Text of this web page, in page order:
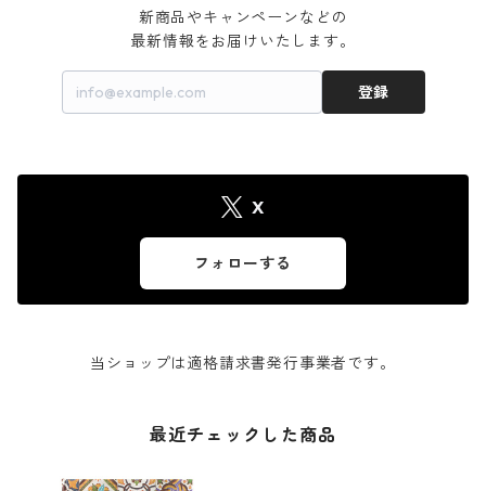
新商品やキャンペーンなどの
最新情報をお届けいたします。
登録
X
フォローする
当ショップは適格請求書発行事業者です。
最近チェックした商品